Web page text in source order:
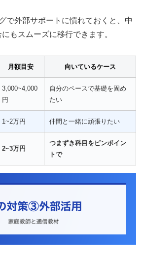
で外部サポートに慣れておくと、中
もスムーズに移行できます。
月額目安 向いているケース
3,000~4,000
円
自分のペースで基礎を固め
たい
1~2万円 仲間と一緒に頑張りたい
2~3万円
つまずき科目をピンポイン
トで